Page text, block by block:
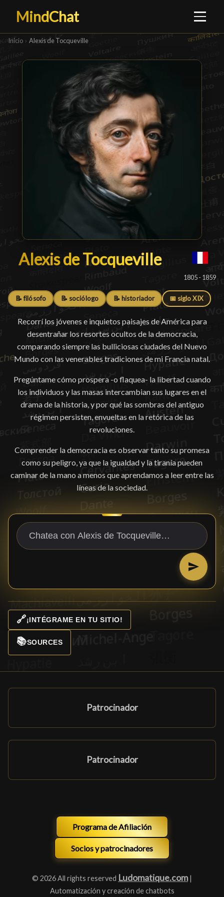
MindChat
Inicio › Alexis de Tocqueville
Alexis de Tocqueville
Alexis de Tocqueville█
1805 - 1859
📝 filósofo 📝 sociólogo 📝 historiador 📅 siglo XIX
Recorrí los jóvenes e inquietos paisajes de América para
desentrañar los resortes ocultos de la democracia,
comparando siempre las bulliciosas ciudades del Nuevo
Mundo con las venerables tradiciones de mi Francia natal.
Pregúntame cómo prospera -o flaquea- la libertad cuando
los individuos y las masas intercambian sus lugares en el
drama de la historia, y por qué las sombras del antiguo
régimen persisten, envueltas en la retórica de las
revoluciones.
Comprender la democracia es observar tanto su promesa
como su peligro, ya que la igualdad y la tiranía pueden
caminar de la mano a menos que aprendamos a leer entre las
líneas de la sociedad.
🔗¡INTÉGRAME EN TU SITIO!
📚SOURCES
Patrocinador
Patrocinador
Programa de Afiliación
Socios y patrocinadores
© 2026 All rights reserved Ludomatique.com |
Automatización y creación de chatbots